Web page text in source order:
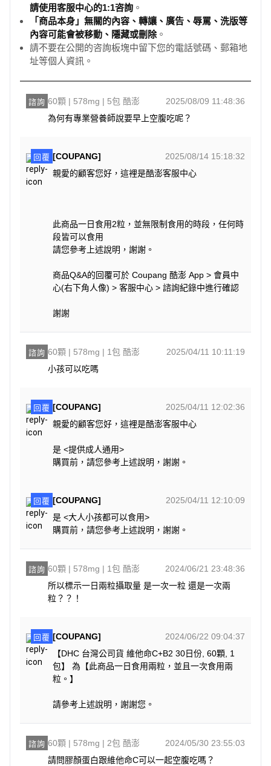
請使用客服中心的1:1咨詢 。
「商品本身」無關的內容、轉讓、廣告、辱罵、洗版等
內容可能會被移動、隱藏或刪除。
請不要在公開的咨詢板塊中留下您的電話號碼、郵箱地
址等個人資訊。
諮詢 60顆 | 578mg | 5包 酷澎
2025/08/09 11:48:36
為何有專業營養師說要早上空腹吃呢？
回覆 [COUPANG]
2025/08/14 15:18:32
親愛的顧客您好，這裡是酷澎客服中心
此商品一日食用2粒，並無限制食用的時段，任何時
段皆可以食用
請您參考上述說明，謝謝。
商品Q&A的回覆可於 Coupang 酷澎 App > 會員中
心(右下角人像) > 客服中心 > 諮詢紀錄中進行確認
謝謝
諮詢 60顆 | 578mg | 1包 酷澎
2025/04/11 10:11:19
小孩可以吃嗎
回覆 [COUPANG]
2025/04/11 12:02:36
親愛的顧客您好，這裡是酷澎客服中心
是 <提供成人通用>
購買前，請您參考上述說明，謝謝。
回覆 [COUPANG]
2025/04/11 12:10:09
是 <大人小孩都可以食用>
購買前，請您參考上述說明，謝謝。
諮詢 60顆 | 578mg | 1包 酷澎
2024/06/21 23:48:36
所以標示一日兩粒攝取量 是一次一粒 還是一次兩
粒？？！
回覆 [COUPANG]
2024/06/22 09:04:37
【DHC 台灣公司貨 維他命C+B2 30日份, 60顆, 1
包】 為【此商品一日食用兩粒，並且一次食用兩
粒。】
請參考上述說明，謝謝您。
諮詢 60顆 | 578mg | 2包 酷澎
2024/05/30 23:55:03
請問膠顏蛋白跟維他命C可以一起空腹吃嗎？